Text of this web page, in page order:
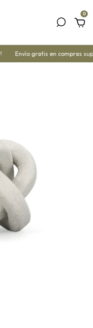
0
Envío gratis en compras